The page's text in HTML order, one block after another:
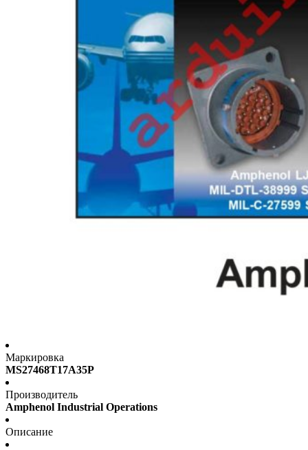
Маркировка
MS27468T17A35P
Производитель
Amphenol Industrial Operations
Описание